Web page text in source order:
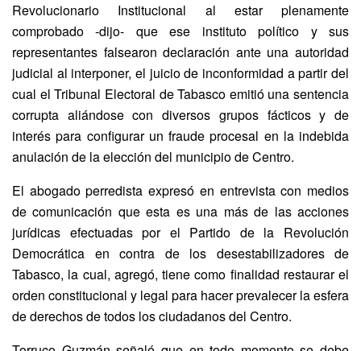
Revolucionario Institucional al estar plenamente
comprobado -dijo- que ese instituto político y sus
representantes falsearon declaración ante una autoridad
judicial al interponer, el juicio de inconformidad a partir del
cual el Tribunal Electoral de Tabasco emitió una sentencia
corrupta aliándose con diversos grupos fácticos y de
interés para configurar un fraude procesal en la indebida
anulación de la elección del municipio de Centro.
El abogado perredista expresó en entrevista con medios
de comunicación que esta es una más de las acciones
jurídicas efectuadas por el Partido de la Revolución
Democrática en contra de los desestabilizadores de
Tabasco, la cual, agregó, tiene como finalidad restaurar el
orden constitucional y legal para hacer prevalecer la esfera
de derechos de todos los ciudadanos del Centro.